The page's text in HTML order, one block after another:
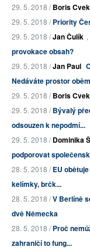
29. 5. 2018 /Boris Cvek
29. 5. 2018 /Priority
29. 5. 2018 /Jan Čulík ,
provokace obsah?
29. 5. 2018 /Jan Paul
Nedáváte prostor
29. 5. 2018 /Boris Cvek
29. 5. 2018 /Bývalý
odsouzen k nepodmí...
29. 5. 2018 /Dominika
podporovat
28. 5. 2018 /EU
kelímky, brčk...
28. 5. 2018 /V Berlíně
dvě Německa
28. 5. 2018 /Proč
zahraničí to fung...